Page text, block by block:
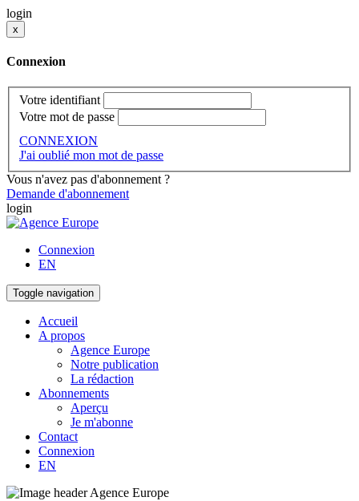
login
x
Connexion
Votre identifiant
Votre mot de passe
CONNEXION
J'ai oublié mon mot de passe
Vous n'avez pas d'abonnement ?
Demande d'abonnement
login
Connexion
EN
Toggle navigation
Accueil
A propos
Agence Europe
Notre publication
La rédaction
Abonnements
Aperçu
Je m'abonne
Contact
Connexion
EN